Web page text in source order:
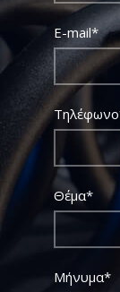
E-mail*
Θέμα*
Μήνυμα*